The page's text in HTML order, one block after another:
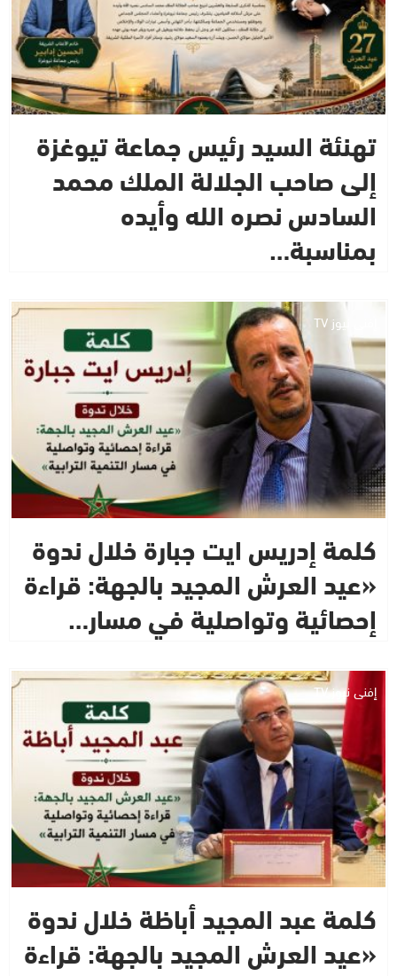
تهنئة السيد رئيس جماعة تيوغزة
إلى صاحب الجلالة الملك محمد
السادس نصره الله وأيده
بمناسبة…
إفني نيوز TV
كلمة إدريس ايت جبارة خلال ندوة
«عيد العرش المجيد بالجهة: قراءة
إحصائية وتواصلية في مسار…
إفني نيوز TV
كلمة عبد المجيد أباظة خلال ندوة
«عيد العرش المجيد بالجهة: قراءة